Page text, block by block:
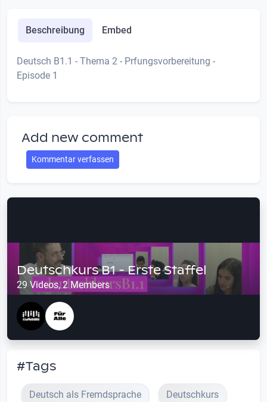
Beschreibung Embed
Deutsch B1.1 - Thema 2 - Prfungsvorbereitung -
Episode 1
Add new comment
Kommentar verfassen
Deutschkurs B1 - Erste Staffel
29 Videos, 2 Members
#Tags
Deutsch als Fremdsprache Deutschkurs